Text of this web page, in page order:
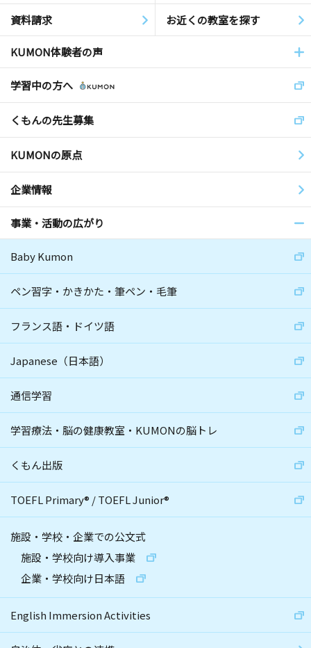
資料請求 お近くの教室を探す
KUMON体験者の声
学習中の方へ
くもんの先生募集
KUMONの原点
企業情報
事業・活動の広がり
Baby Kumon
ペン習字・かきかた・筆ペン・毛筆
フランス語・ドイツ語
Japanese（日本語）
通信学習
学習療法・脳の健康教室・KUMONの脳トレ
くもん出版
TOEFL Primary® /TOEFL Junior®
施設・学校・企業での公文式
施設・学校向け導入事業
企業・学校向け日本語
English Immersion Activities